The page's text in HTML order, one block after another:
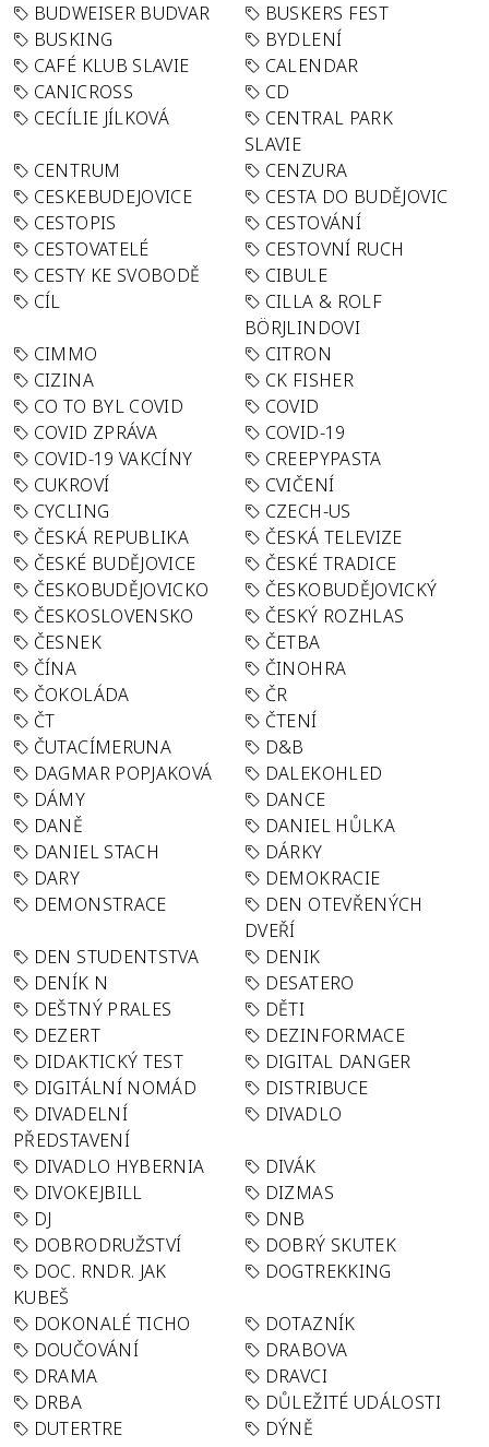
BUDWEISER BUDVAR
BUSKERS FEST
BUSKING
BYDLENÍ
CAFÉ KLUB SLAVIE
CALENDAR
CANICROSS
CD
CECÍLIE JÍLKOVÁ
CENTRAL PARK
SLAVIE
CENTRUM
CENZURA
CESKEBUDEJOVICE
CESTA DO BUDĚJOVIC
CESTOPIS
CESTOVÁNÍ
CESTOVATELÉ
CESTOVNÍ RUCH
CESTY KE SVOBODĚ
CIBULE
CÍL
CILLA & ROLF
BÖRJLINDOVI
CIMMO
CITRON
CIZINA
CK FISHER
CO TO BYL COVID
COVID
COVID ZPRÁVA
COVID-19
COVID-19 VAKCÍNY
CREEPYPASTA
CUKROVÍ
CVIČENÍ
CYCLING
CZECH-US
ČESKÁ REPUBLIKA
ČESKÁ TELEVIZE
ČESKÉ BUDĚJOVICE
ČESKÉ TRADICE
ČESKOBUDĚJOVICKO
ČESKOBUDĚJOVICKÝ
ČESKOSLOVENSKO
ČESKÝ ROZHLAS
ČESNEK
ČETBA
ČÍNA
ČINOHRA
ČOKOLÁDA
ČR
ČT
ČTENÍ
ČUTACÍMERUNA
D&B
DAGMAR POPJAKOVÁ
DALEKOHLED
DÁMY
DANCE
DANĚ
DANIEL HŮLKA
DANIEL STACH
DÁRKY
DARY
DEMOKRACIE
DEMONSTRACE
DEN OTEVŘENÝCH
DVEŘÍ
DEN STUDENTSTVA
DENIK
DENÍK N
DESATERO
DEŠTNÝ PRALES
DĚTI
DEZERT
DEZINFORMACE
DIDAKTICKÝ TEST
DIGITAL DANGER
DIGITÁLNÍ NOMÁD
DISTRIBUCE
DIVADELNÍ
PŘEDSTAVENÍ
DIVADLO
DIVADLO HYBERNIA
DIVÁK
DIVOKEJBILL
DIZMAS
DJ
DNB
DOBRODRUŽSTVÍ
DOBRÝ SKUTEK
DOC. RNDR. JAK
KUBEŠ
DOGTREKKING
DOKONALÉ TICHO
DOTAZNÍK
DOUČOVÁNÍ
DRABOVA
DRAMA
DRAVCI
DRBA
DŮLEŽITÉ UDÁLOSTI
DUTERTRE
DÝNĚ